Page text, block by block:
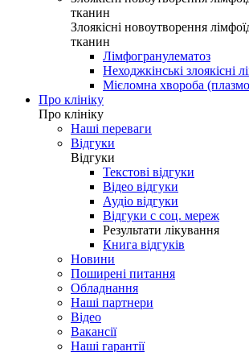
тканин
Злоякісні новоутворення
тканин
Лімфогранулематоз
Неходжкінські злоякісні
Мієломна хвороба
Про клініку
Про клініку
Наші переваги
Відгуки
Відгуки
Текстові відгуки
Відео відгуки
Аудіо відгуки
Відгуки с соц. мереж
Результати лікування
Книга відгуків
Новини
Поширені питання
Обладнання
Наші партнери
Відео
Вакансії
Наші гарантії